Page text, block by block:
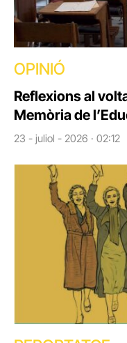
OPINIÓ
Reflexions al
Memòria de
23 - juliol - 2026 · 02:12